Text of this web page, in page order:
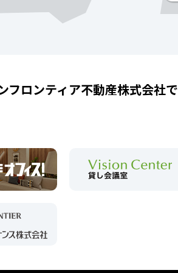
フロンティア不動産株式会社で